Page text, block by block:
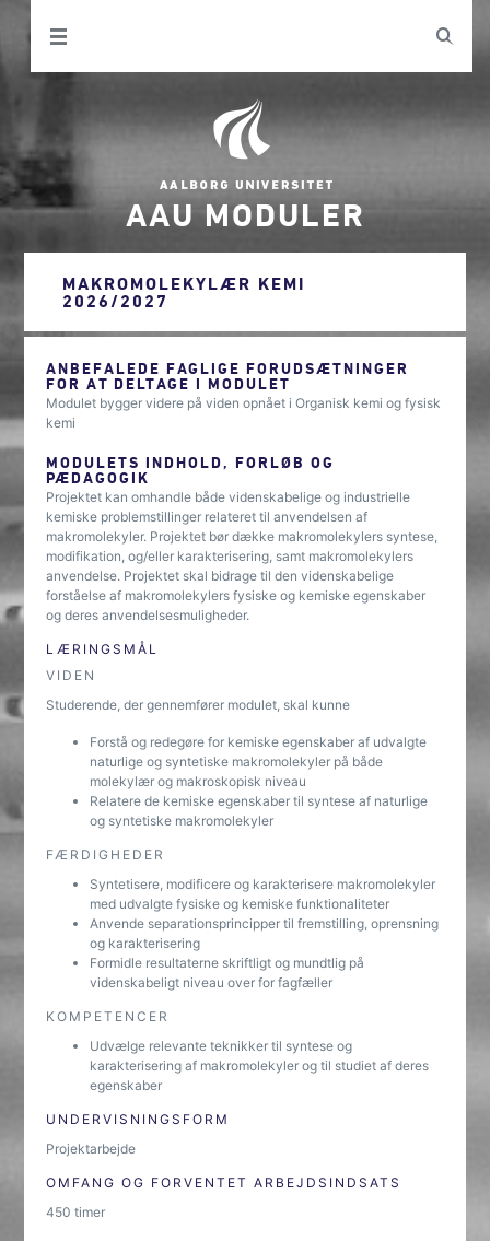
AAU MODULER
MAKROMOLEKYLÆR KEMI
2026/2027
ANBEFALEDE FAGLIGE FORUDSÆTNINGER
FOR AT DELTAGE I MODULET
Modulet bygger videre på viden opnået i Organisk kemi og fysisk
kemi
MODULETS INDHOLD, FORLØB OG
PÆDAGOGIK
Projektet kan omhandle både videnskabelige og industrielle
kemiske problemstillinger relateret til anvendelsen af
makromolekyler. Projektet bør dække makromolekylers syntese,
modifikation, og/eller karakterisering, samt makromolekylers
anvendelse. Projektet skal bidrage til den videnskabelige
forståelse af makromolekylers fysiske og kemiske egenskaber
og deres anvendelsesmuligheder.
LÆRINGSMÅL
VIDEN
Studerende, der gennemfører modulet, skal kunne
Forstå og redegøre for kemiske egenskaber af udvalgte
naturlige og syntetiske makromolekyler på både
molekylær og makroskopisk niveau
Relatere de kemiske egenskaber til syntese af naturlige
og syntetiske makromolekyler
FÆRDIGHEDER
Syntetisere, modificere og karakterisere makromolekyler
med udvalgte fysiske og kemiske funktionaliteter
Anvende separationsprincipper til fremstilling, oprensning
og karakterisering
Formidle resultaterne skriftligt og mundtlig på
videnskabeligt niveau over for fagfæller
KOMPETENCER
Udvælge relevante teknikker til syntese og
karakterisering af makromolekyler og til studiet af deres
egenskaber
UNDERVISNINGSFORM
Projektarbejde
OMFANG OG FORVENTET ARBEJDSINDSATS
450 timer